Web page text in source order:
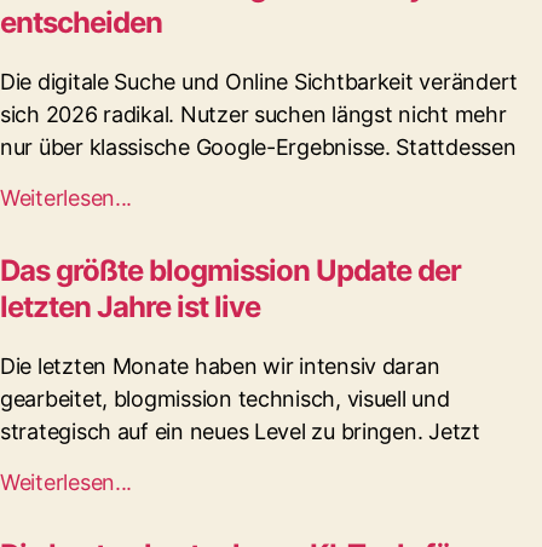
entscheiden
Die digitale Suche und Online Sichtbarkeit verändert
sich 2026 radikal. Nutzer suchen längst nicht mehr
nur über klassische Google-Ergebnisse. Stattdessen
Weiterlesen...
Das größte blogmission Update der
letzten Jahre ist live
Die letzten Monate haben wir intensiv daran
gearbeitet, blogmission technisch, visuell und
strategisch auf ein neues Level zu bringen. Jetzt
Weiterlesen...